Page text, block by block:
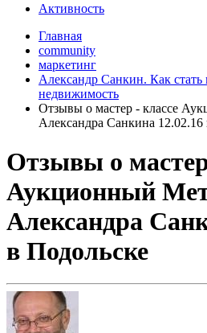
Активность
Главная
community
маркетинг
Александр Санкин. Как
недвижимость
Отзывы о мастер - классе
Александра Санкина 12.02.16
Отзывы о
Аукционный
Александра
в Подольске